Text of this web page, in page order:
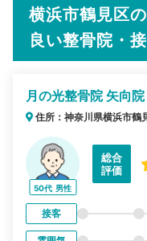
横浜市鶴見区
良い整骨院・
月の光整骨院 矢向院
住所：神奈川県横浜市鶴
50代 男性
総合
評価
接客